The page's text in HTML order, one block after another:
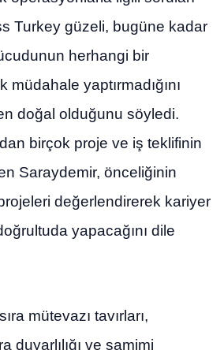
Turkey güzeli, bugüne kadar
herhangi bir
yaptırmadığını
doğal olduğunu söyledi.
birçok proje ve iş teklifinin
Saraydemir, önceliğinin
değerlendirerek kariyer
yapacağını dile
mütevazı tavırları,
duyarlılığı ve samimi